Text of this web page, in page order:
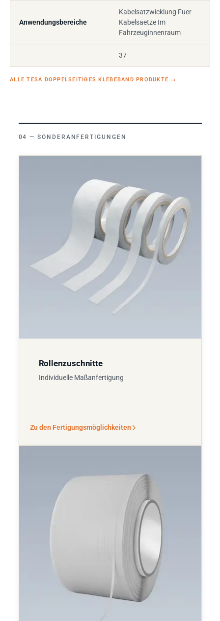
Anwendungsbereiche
Kabelsatzwicklung Fuer
Kabelsaetze Im
Fahrzeuginnenraum
37
ALLE TESA DOPPELSEITIGES KLEBEBAND PRODUKTE →
SONDERANFERTIGUNGEN
Rollenzuschnitte
Individuelle Maßanfertigung
Zu den Fertigungsmöglichkeiten